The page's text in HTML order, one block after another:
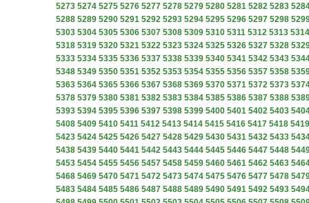
5273 5274 5275 5276 5277 5278 5279 5280 5281 5282 5283
5288 5289 5290 5291 5292 5293 5294 5295 5296 5297 5298
5303 5304 5305 5306 5307 5308 5309 5310 5311 5312 5313 5314
5318 5319 5320 5321 5322 5323 5324 5325 5326 5327 5328
5333 5334 5335 5336 5337 5338 5339 5340 5341 5342 5343
5348 5349 5350 5351 5352 5353 5354 5355 5356 5357 5358
5363 5364 5365 5366 5367 5368 5369 5370 5371 5372 5373
5378 5379 5380 5381 5382 5383 5384 5385 5386 5387 5388
5393 5394 5395 5396 5397 5398 5399 5400 5401 5402 5403
5408 5409 5410 5411 5412 5413 5414 5415 5416 5417 5418 5419
5423 5424 5425 5426 5427 5428 5429 5430 5431 5432 5433
5438 5439 5440 5441 5442 5443 5444 5445 5446 5447 5448
5453 5454 5455 5456 5457 5458 5459 5460 5461 5462 5463
5468 5469 5470 5471 5472 5473 5474 5475 5476 5477 5478
5483 5484 5485 5486 5487 5488 5489 5490 5491 5492 5493